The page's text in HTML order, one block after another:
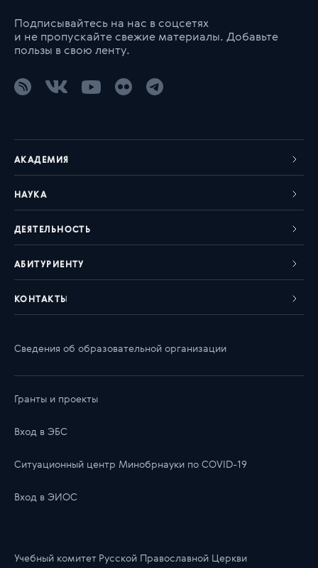
Подписывайтесь на нас в соцсетях
и не пропускайте свежие материалы. Добавьте
пользы в свою ленту.
АКАДЕМИЯ
НАУКА
ДЕЯТЕЛЬНОСТЬ
АБИТУРИЕНТУ
КОНТАКТЫ
Сведения об образовательной организации
Гранты и проекты
Вход в ЭБС
Ситуационный центр Минобрнауки по COVID-19
Вход в ЭИОС
Учебный комитет Русской Православной Церкви